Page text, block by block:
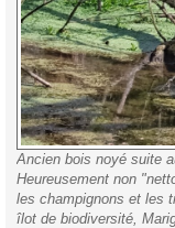
Ancien bois noyé suite
Heureusement non
les champignons et les
îlot de biodiversité,